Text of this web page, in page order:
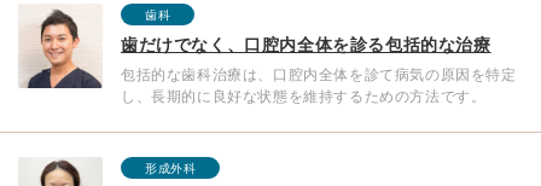
歯科
歯だけでなく、口腔内全体を診る包括的な治療
包括的な歯科治療は、口腔内全体を診て病気の原因を特定
し、長期的に良好な状態を維持するための方法です。
形成外科